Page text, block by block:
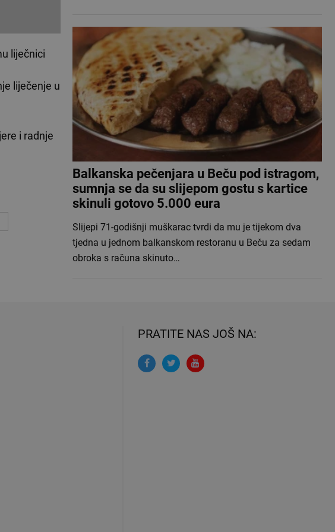
liječnici
liječenje u
i radnje
Balkanska pečenjara u Beču pod istragom,
sumnja se da su slijepom gostu s kartice
skinuli gotovo 5.000 eura
Slijepi 71-godišnji muškarac tvrdi da mu je tijekom dva
tjedna u jednom balkanskom restoranu u Beču za sedam
obroka s računa skinuto…
PRATITE NAS JOŠ NA: